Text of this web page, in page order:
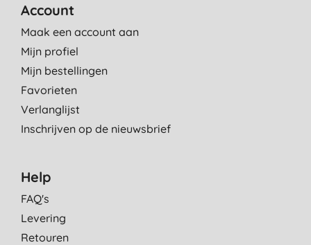
Account
Maak een account aan
Mijn profiel
Mijn bestellingen
Favorieten
Verlanglijst
Inschrijven op de nieuwsbrief
Help
FAQ's
Levering
Retouren